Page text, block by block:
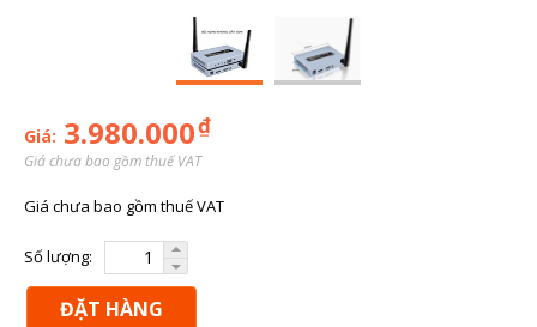
Giá: 3.980.000₫
Giá chưa bao gồm thuế VAT
Giá chưa bao gồm thuế VAT
Số lượng:
ĐẶT HÀNG